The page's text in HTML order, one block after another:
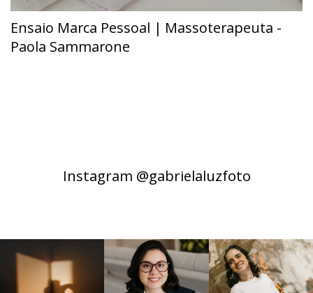
Ensaio Marca Pessoal | Massoterapeuta -
Paola Sammarone
Instagram @gabrielaluzfoto